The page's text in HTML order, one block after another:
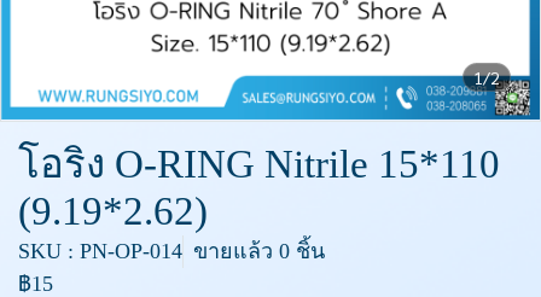
1/2
โอริง O-RING Nitrile 15*110
(9.19*2.62)
SKU : PN-OP-014 ขายแล้ว 0 ชิ้น
฿15